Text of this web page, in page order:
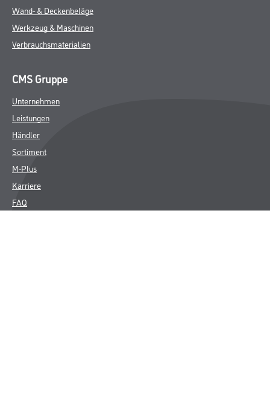
Wand- & Deckenbeläge
Werkzeug & Maschinen
Verbrauchsmaterialien
CMS Gruppe
Unternehmen
Leistungen
Händler
Sortiment
M-Plus
Karriere
FAQ